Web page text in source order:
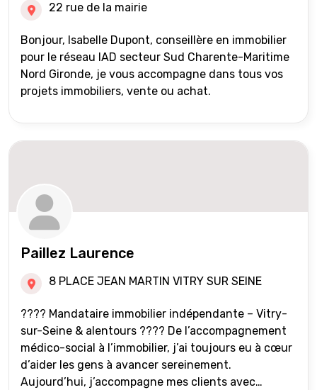
22 rue de la mairie
Bonjour, Isabelle Dupont, conseillère en immobilier
pour le réseau IAD secteur Sud Charente-Maritime
Nord Gironde, je vous accompagne dans tous vos
projets immobiliers, vente ou achat.
Paillez Laurence
8 PLACE JEAN MARTIN VITRY SUR SEINE
???? Mandataire immobilier indépendante – Vitry-
sur-Seine & alentours ???? De l’accompagnement
médico-social à l’immobilier, j’ai toujours eu à cœur
d’aider les gens à avancer sereinement.
Aujourd’hui, j’accompagne mes clients avec